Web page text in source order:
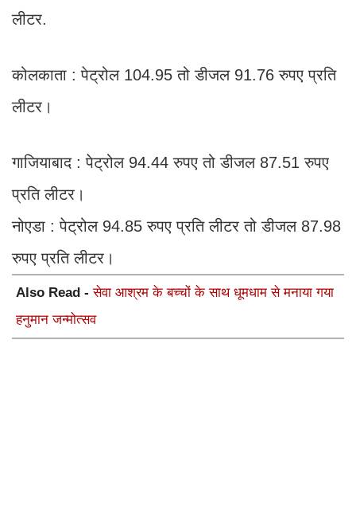
लीटर.
कोलकाता : पेट्रोल 104.95 तो डीजल 91.76 रुपए प्रति
लीटर।
गाजियाबाद : पेट्रोल 94.44 रुपए तो डीजल 87.51 रुपए
प्रति लीटर।
नोएडा : पेट्रोल 94.85 रुपए प्रति लीटर तो डीजल 87.98
रुपए प्रति लीटर।
Also Read -सेवा आश्रम के बच्चों के साथ धूमधाम से मनाया गया
हनुमान जन्मोत्सव